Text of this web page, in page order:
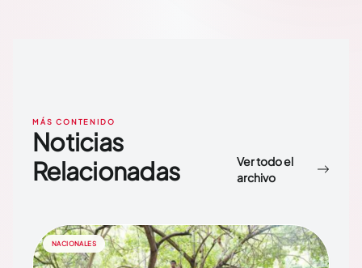
MÁS CONTENIDO
Noticias
Relacionadas
Ver todo el
archivo
NACIONALES